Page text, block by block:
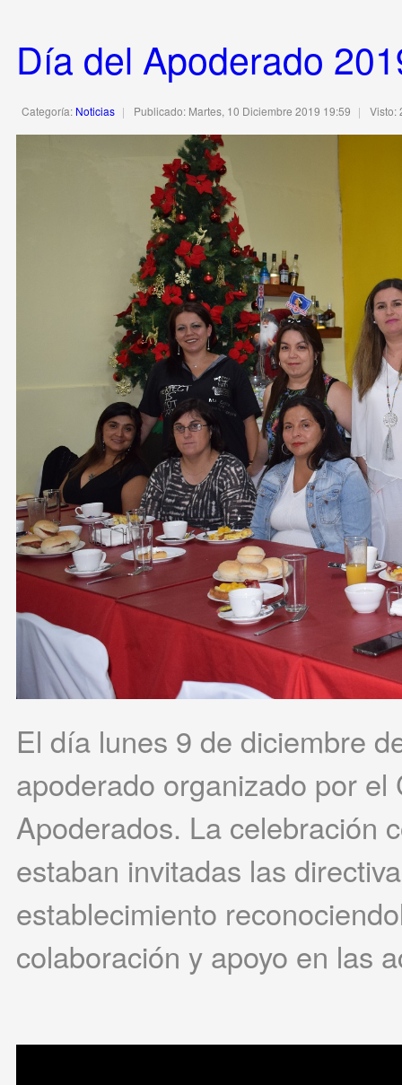
Día del Apoderado
Categoría: Noticias Publicado: Martes, 10 Diciembre 2019 19:59 Visto:
El día lunes 9 de diciembre
apoderado organizado por
Apoderados. La celebración
estaban invitadas las
establecimiento
colaboración y apoyo en las